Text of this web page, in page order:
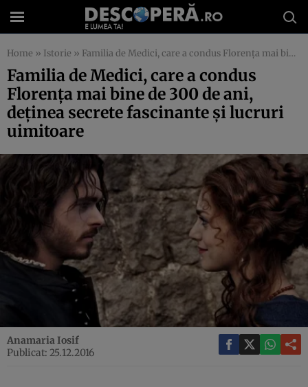
Home » Istorie » Familia de Medici, care a condus Florenţa mai bine de 300 de ani, deţinea secrete fascinante şi lucruri uimitoare
Familia de Medici, care a condus
Florenţa mai bine de 300 de ani,
deţinea secrete fascinante şi lucruri
uimitoare
Anamaria Iosif
Publicat: 25.12.2016